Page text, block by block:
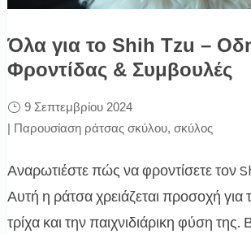
Όλα για το Shih Tzu –
Φροντίδας & Συμβουλές
9 Σεπτεμβρίου 2024
| Παρουσίαση ράτσας σκύλου, σκύλος
Αναρωτιέστε πώς να φροντίσετε τον
Αυτή η ράτσα χρειάζεται προσοχή για
τρίχα και την παιχνιδιάρικη φύση της.